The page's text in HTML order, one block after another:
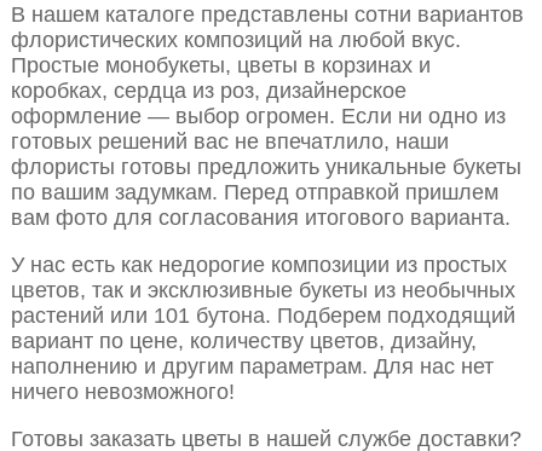
В нашем каталоге представлены сотни вариантов
флористических композиций на любой вкус.
Простые монобукеты, цветы в корзинах и
коробках, сердца из роз, дизайнерское
оформление — выбор огромен. Если ни одно из
готовых решений вас не впечатлило, наши
флористы готовы предложить уникальные букеты
по вашим задумкам. Перед отправкой пришлем
вам фото для согласования итогового варианта.
У нас есть как недорогие композиции из простых
цветов, так и эксклюзивные букеты из необычных
растений или 101 бутона. Подберем подходящий
вариант по цене, количеству цветов, дизайну,
наполнению и другим параметрам. Для нас нет
ничего невозможного!
Готовы заказать цветы в нашей службе доставки?